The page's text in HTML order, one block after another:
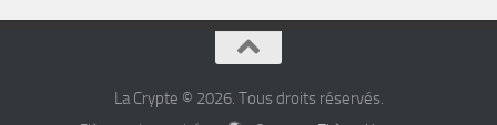
La Crypte © 2026. Tous droits réservés.